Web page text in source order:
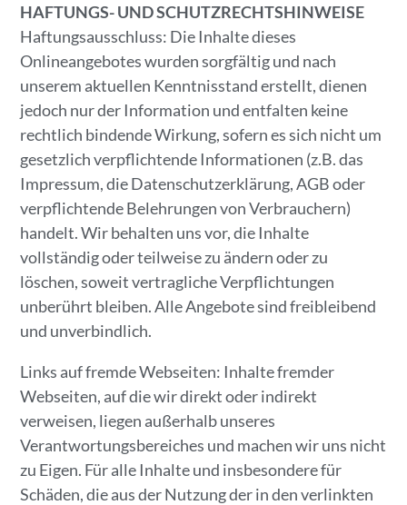
HAFTUNGS- UND SCHUTZRECHTSHINWEISE
Haftungsausschluss: Die Inhalte dieses
Onlineangebotes wurden sorgfältig und nach
unserem aktuellen Kenntnisstand erstellt, dienen
jedoch nur der Information und entfalten keine
rechtlich bindende Wirkung, sofern es sich nicht um
gesetzlich verpflichtende Informationen (z.B. das
Impressum, die Datenschutzerklärung, AGB oder
verpflichtende Belehrungen von Verbrauchern)
handelt. Wir behalten uns vor, die Inhalte
vollständig oder teilweise zu ändern oder zu
löschen, soweit vertragliche Verpflichtungen
unberührt bleiben. Alle Angebote sind freibleibend
und unverbindlich.
Links auf fremde Webseiten: Inhalte fremder
Webseiten, auf die wir direkt oder indirekt
verweisen, liegen außerhalb unseres
Verantwortungsbereiches und machen wir uns nicht
zu Eigen. Für alle Inhalte und insbesondere für
Schäden, die aus der Nutzung der in den verlinkten